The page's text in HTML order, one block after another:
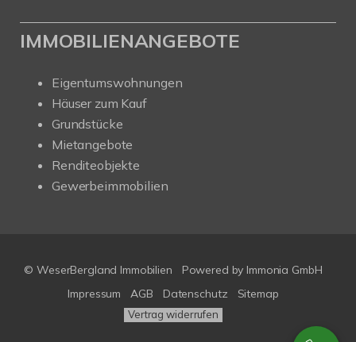
IMMOBILIENANGEBOTE
Eigentumswohnungen
Häuser zum Kauf
Grundstücke
Mietangebote
Renditeobjekte
Gewerbeimmobilien
© WeserBergland Immobilien Powered by Immonia GmbH
Impressum
AGB Datenschutz Sitemap
Vertrag widerrufen